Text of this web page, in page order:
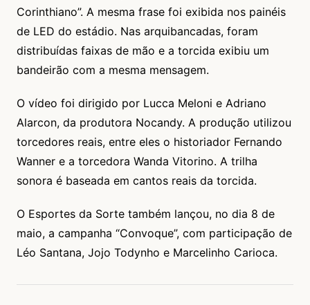
Corinthiano”. A mesma frase foi exibida nos painéis
de LED do estádio. Nas arquibancadas, foram
distribuídas faixas de mão e a torcida exibiu um
bandeirão com a mesma mensagem.
O vídeo foi dirigido por Lucca Meloni e Adriano
Alarcon, da produtora Nocandy. A produção utilizou
torcedores reais, entre eles o historiador Fernando
Wanner e a torcedora Wanda Vitorino. A trilha
sonora é baseada em cantos reais da torcida.
O Esportes da Sorte também lançou, no dia 8 de
maio, a campanha “Convoque”, com participação de
Léo Santana, Jojo Todynho e Marcelinho Carioca.